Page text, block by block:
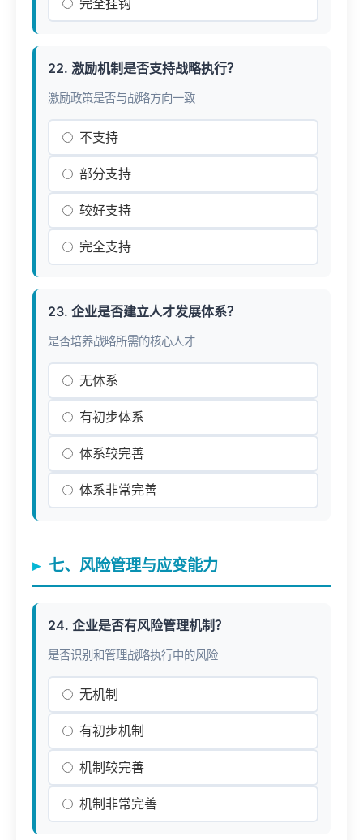
完全挂钩
22. 激励机制是否支持战略执行？
激励政策是否与战略方向一致
不支持
部分支持
较好支持
完全支持
23. 企业是否建立人才发展体系？
是否培养战略所需的核心人才
无体系
有初步体系
体系较完善
体系非常完善
七、风险管理与应变能力
24. 企业是否有风险管理机制？
是否识别和管理战略执行中的风险
无机制
有初步机制
机制较完善
机制非常完善